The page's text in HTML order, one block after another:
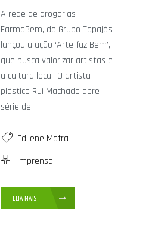
A rede de drogarias
FarmaBem, do Grupo Tapajós,
lançou a ação ‘Arte faz Bem’,
que busca valorizar artistas e
a cultura local. O artista
plástico Rui Machado abre
série de
Edilene Mafra
Imprensa
LEIA MAIS